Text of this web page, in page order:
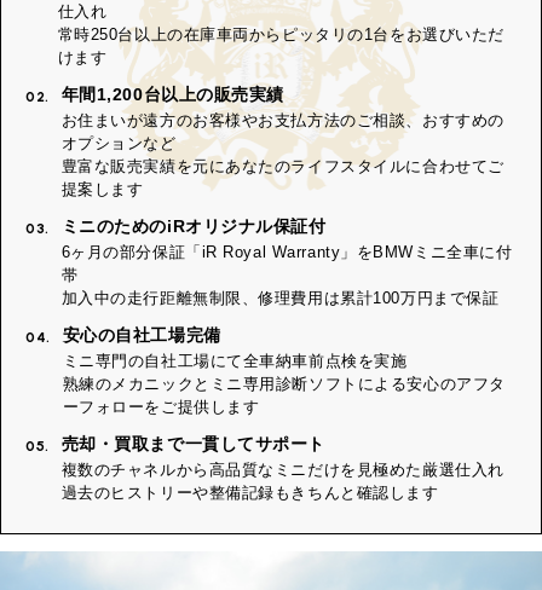
仕入れ
常時250台以上の在庫車両からピッタリの1台をお選びいただ
けます
02. 年間1,200台以上の販売実績
お住まいが遠方のお客様やお支払方法のご相談、おすすめの
オプションなど
豊富な販売実績を元にあなたのライフスタイルに合わせてご
提案します
03. ミニのためのiRオリジナル保証付
6ヶ月の部分保証「iR Royal Warranty」をBMWミニ全車に付
帯
加入中の走行距離無制限、修理費用は累計100万円まで保証
04. 安心の自社工場完備
ミニ専門の自社工場にて全車納車前点検を実施
熟練のメカニックとミニ専用診断ソフトによる安心のアフタ
ーフォローをご提供します
05. 売却・買取まで一貫してサポート
複数のチャネルから高品質なミニだけを見極めた厳選仕入れ
過去のヒストリーや整備記録もきちんと確認します